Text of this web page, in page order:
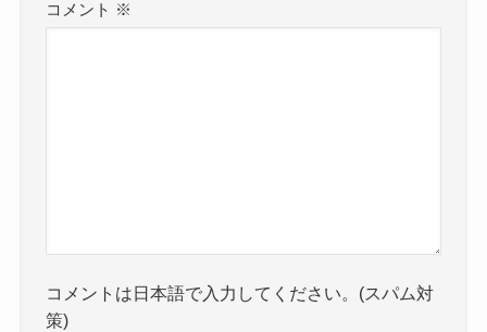
コメント ※
コメントは日本語で入力してください。(スパム対
策)